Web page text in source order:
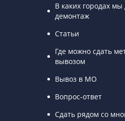
В каких городах мы
демонтаж
Статьи
Где можно сдать
вывозом
Вывоз в МО
Вопрос-ответ
Сдать рядом со